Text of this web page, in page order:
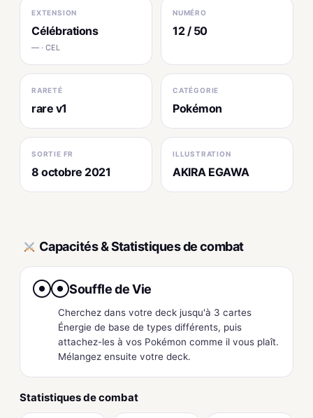
EXTENSION
Célébrations
— · CEL
NUMÉRO
12 / 50
RARETÉ
rare v1
CATÉGORIE
Pokémon
SORTIE FR
8 octobre 2021
ILLUSTRATION
AKIRA EGAWA
Capacités & Statistiques de combat
● ● Souffle de Vie
Cherchez dans votre deck jusqu'à 3 cartes
Énergie de base de types différents, puis
attachez-les à vos Pokémon comme il vous plaît.
Mélangez ensuite votre deck.
Statistiques de combat